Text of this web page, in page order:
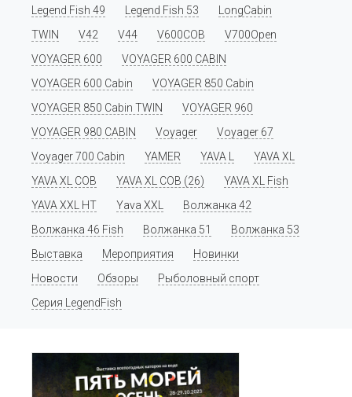
Legend Fish 49
Legend Fish 53
LongCabin
TWIN
V42 V44 V600COB
V700Open
VOYAGER 600
VOYAGER 600 CABIN
VOYAGER 600 Cabin
VOYAGER 850 Cabin
VOYAGER 850 Cabin TWIN
VOYAGER 960
VOYAGER 980 CABIN
Voyager
Voyager 67
Voyager 700 Cabin
YAMER YAVA L
YAVA XL
YAVA XL COB
YAVA XL COB (26)
YAVA XL Fish
YAVA XXL HT
Yava XXL
Волжанка 42
Волжанка 46 Fish
Волжанка 51
Волжанка 53
Выставка
Мероприятия
Новинки
Новости
Обзоры
Рыболовный спорт
Серия LegendFish